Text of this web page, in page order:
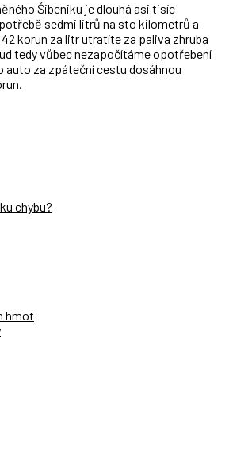
Šibeniku je dlouhá asi tisíc
sedmi litrů na sto kilometrů a
korun za litr utratíte za paliva zhruba
tedy vůbec nezapočítáme opotřebení
auto za zpáteční cestu dosáhnou
chybu?
hmot